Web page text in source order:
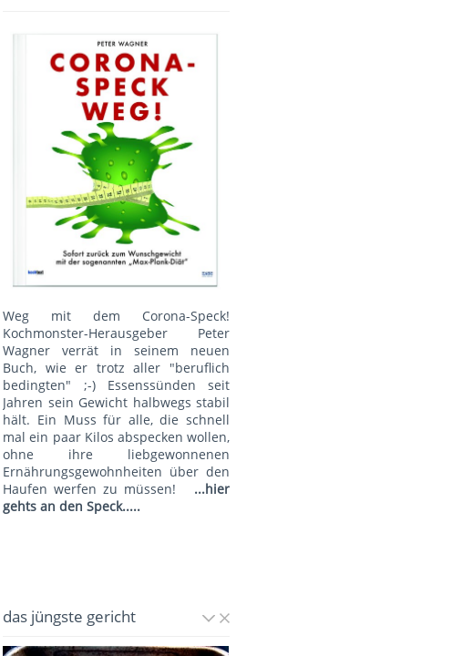
Weg mit dem Corona-Speck!
Kochmonster-Herausgeber Peter
Wagner verrät in seinem neuen
Buch, wie er trotz aller "beruflich
bedingten" ;-) Essenssünden seit
Jahren sein Gewicht halbwegs stabil
hält. Ein Muss für alle, die schnell
mal ein paar Kilos abspecken wollen,
ohne ihre liebgewonnenen
Ernährungsgewohnheiten über den
Haufen werfen zu müssen!
...hier
gehts an den Speck.....
das jüngste gericht